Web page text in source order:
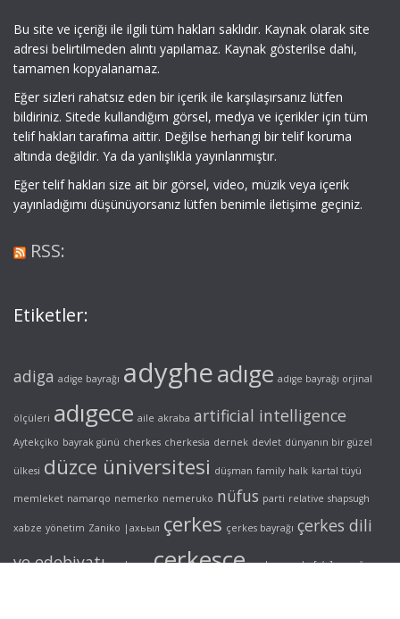
Bu site ve içeriği ile ilgili tüm hakları saklıdır. Kaynak olarak site
adresi belirtilmeden alıntı yapılamaz. Kaynak gösterilse dahi,
tamamen kopyalanamaz.
Eğer sizleri rahatsız eden bir içerik ile karşılaşırsanız lütfen
bildiriniz. Sitede kullandığım görsel, medya ve içerikler için tüm
telif hakları tarafıma aittir. Değilse herhangi bir telif koruma
altında değildir. Ya da yanlışlıkla yayınlanmıştır.
Eğer telif hakları size ait bir görsel, video, müzik veya içerik
yayınladığımı düşünüyorsanız lütfen benimle iletişime geçiniz.
RSS:
Etiketler:
adiga adige bayrağı adygheadıge adıge bayrağı orjinal
ölçüleri adıgece aile akraba artificial intelligence
Aytekçiko bayrak günü cherkes cherkesia dernek devlet dünyanın bir güzel
ülkesi düzce üniversitesi düşman family halk kartal tüyü
memleket namarqo nemerko nemeruko nüfus parti relative shapsugh
xabze yönetim Zaniko |ахьыл çerkes çerkes bayrağı çerkes dili
ve edebiyatı çerkesya çerkesçe çerkez çerke[s/z] şapsığ